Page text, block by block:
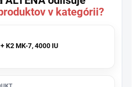
v kategórii?
K2 MK-7, 4000 IU